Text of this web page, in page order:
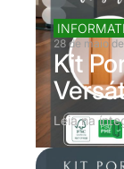
28 de maio
Kit
Leia na